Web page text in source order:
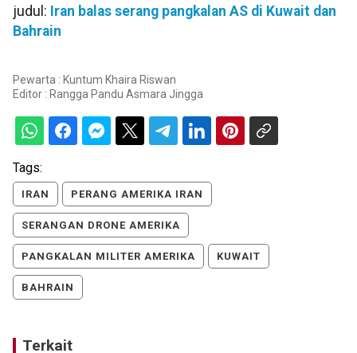
judul: Iran balas serang pangkalan AS di Kuwait dan
Bahrain
Pewarta : Kuntum Khaira Riswan
Editor : Rangga Pandu Asmara Jingga
Tags:
IRAN PERANG AMERIKA IRAN
SERANGAN DRONE AMERIKA
PANGKALAN MILITER AMERIKA KUWAIT
BAHRAIN
Terkait